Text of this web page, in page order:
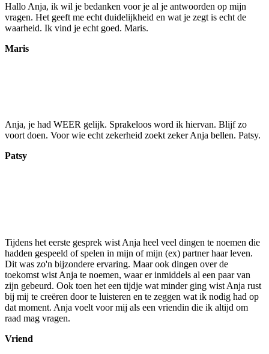
Hallo Anja, ik wil je bedanken voor je al je antwoorden op mijn
vragen. Het geeft me echt duidelijkheid en wat je zegt is echt de
waarheid. Ik vind je echt goed. Maris.
Maris
Anja, je had WEER gelijk. Sprakeloos word ik hiervan. Blijf zo
voort doen. Voor wie echt zekerheid zoekt zeker Anja bellen. Patsy.
Patsy
Tijdens het eerste gesprek wist Anja heel veel dingen te noemen die
hadden gespeeld of spelen in mijn of mijn (ex) partner haar leven.
Dit was zo'n bijzondere ervaring. Maar ook dingen over de
toekomst wist Anja te noemen, waar er inmiddels al een paar van
zijn gebeurd. Ook toen het een tijdje wat minder ging wist Anja rust
bij mij te creëren door te luisteren en te zeggen wat ik nodig had op
dat moment. Anja voelt voor mij als een vriendin die ik altijd om
raad mag vragen.
Vriend